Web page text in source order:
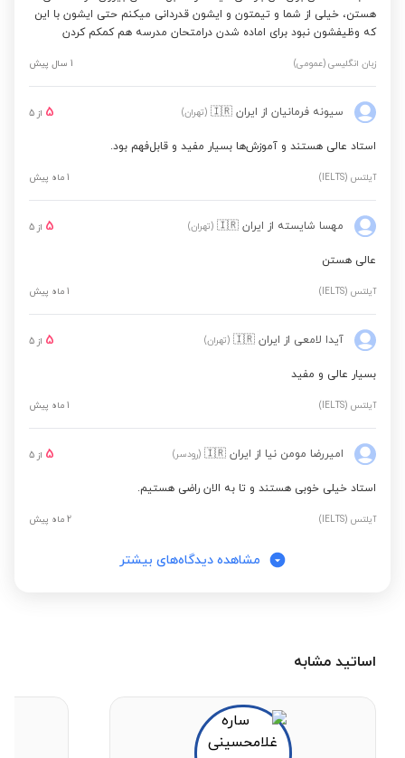
هستن، خیلی از شما و تیمتون و ایشون قدردانی میکنم حتی ایشون با این
که وظیفشون نبود برای اماده شدن درامتحان مدرسه هم کمکم کردن
زبان انگلیسی (عمومی) 1 سال پیش
سیونه فرمانیان از ایران 🇮🇷 (تهران) 5 از 5
استاد عالی هستند و آموزش‌ها بسیار مفید و قابل‌فهم بود.
آیلتس (IELTS) 1 ماه پیش
مهسا شایسته از ایران 🇮🇷 (تهران) 5 از 5
عالی هستن
آیلتس (IELTS) 1 ماه پیش
آیدا لامعی از ایران 🇮🇷 (تهران) 5 از 5
بسیار عالی و مفید
آیلتس (IELTS) 1 ماه پیش
امیررضا مومن نیا از ایران 🇮🇷 (رودسر) 5 از 5
استاد خیلی خوبی هستند و تا به الان راضی هستیم.
آیلتس (IELTS) 2 ماه پیش
مشاهده دیدگاه‌های بیشتر
اساتید مشابه